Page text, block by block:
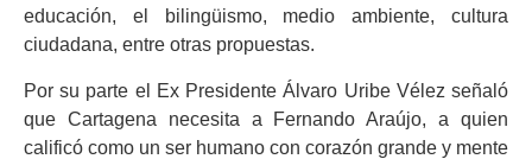
educación, el bilingüismo, medio ambiente, cultura
ciudadana, entre otras propuestas.
Por su parte el Ex Presidente Álvaro Uribe Vélez señaló
que Cartagena necesita a Fernando Araújo, a quien
calificó como un ser humano con corazón grande y mente